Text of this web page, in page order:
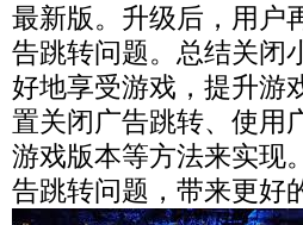
最新版。升级后，用户
告跳转问题。总结关闭
好地享受游戏，提升游
置关闭广告跳转、使用
游戏版本等方法来实现
告跳转问题，带来更好